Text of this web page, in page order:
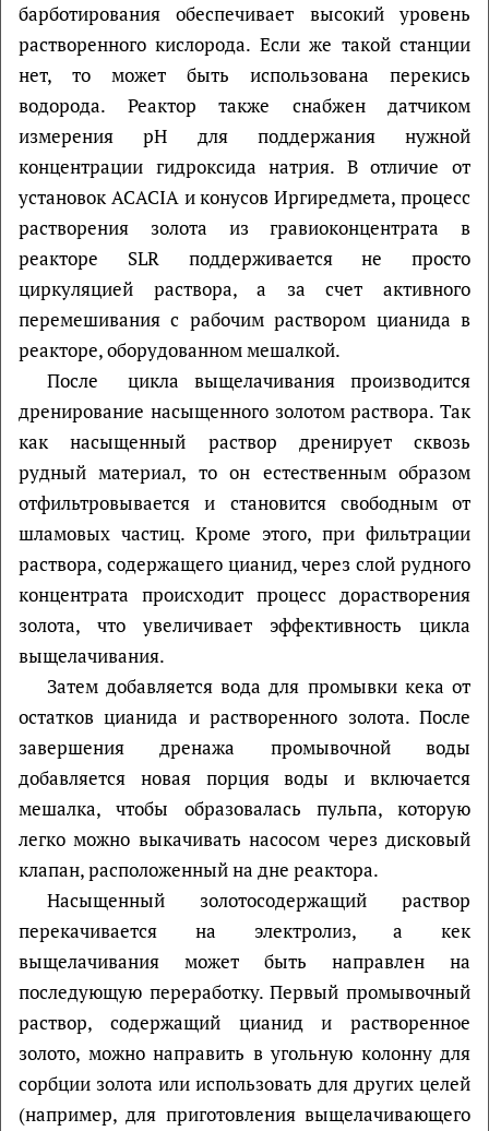
барботирования обеспечивает высокий уровень
растворенного кислорода. Если же такой станции
нет, то может быть использована перекись
водорода. Реактор также снабжен датчиком
измерения pH для поддержания нужной
концентрации гидроксида натрия. В отличие от
установок ACACIA и конусов Иргиредмета, процесс
растворения золота из гравиоконцентрата в
реакторе SLR поддерживается не просто
циркуляцией раствора, а за счет активного
перемешивания с рабочим раствором цианида в
реакторе, оборудованном мешалкой.
После цикла выщелачивания производится
дренирование насыщенного золотом раствора. Так
как насыщенный раствор дренирует сквозь
рудный материал, то он естественным образом
отфильтровывается и становится свободным от
шламовых частиц. Кроме этого, при фильтрации
раствора, содержащего цианид, через слой рудного
концентрата происходит процесс дорастворения
золота, что увеличивает эффективность цикла
выщелачивания.
Затем добавляется вода для промывки кека от
остатков цианида и растворенного золота. После
завершения дренажа промывочной воды
добавляется новая порция воды и включается
мешалка, чтобы образовалась пульпа, которую
легко можно выкачивать насосом через дисковый
клапан, расположенный на дне реактора.
Насыщенный золотосодержащий раствор
перекачивается на электролиз, а кек
выщелачивания может быть направлен на
последующую переработку. Первый промывочный
раствор, содержащий цианид и растворенное
золото, можно направить в угольную колонну для
сорбции золота или использовать для других целей
(например, для приготовления выщелачивающего